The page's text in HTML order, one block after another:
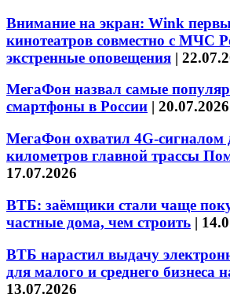
Внимание на экран: Wink
кинотеатров совместно с МЧС
экстренные оповещения |
МегаФон назвал самые
смартфоны в России | 20.07.2026
МегаФон охватил 4G-сигналом
километров главной трассы
17.07.2026
ВТБ: заёмщики стали чаще
частные дома, чем строить |
ВТБ нарастил выдачу
для малого и среднего бизнеса
13.07.2026